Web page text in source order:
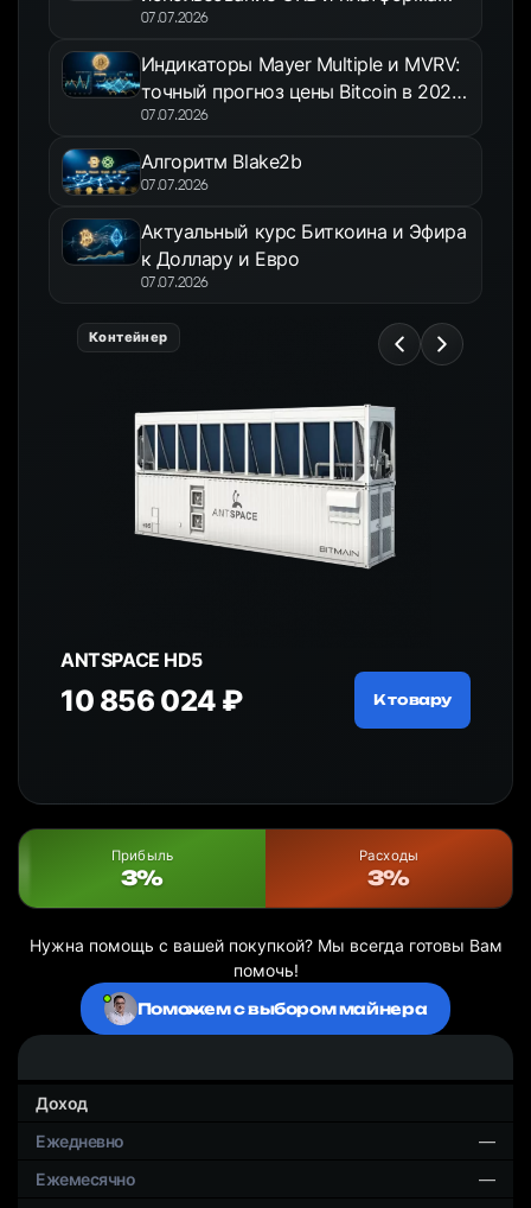
OKX Jumpstart в 2026 году
07.07.2026
Индикаторы Mayer Multiple и MVRV:
точный прогноз цены Bitcoin в 2026
году
07.07.2026
Алгоритм Blake2b
07.07.2026
Актуальный курс Биткоина и Эфира
к Доллару и Евро
07.07.2026
Контейнер
ANTSPACE HD5
10 856 024 ₽ К товару
Прибыль
3%
Расходы
3%
Нужна помощь с вашей покупкой? Мы всегда готовы Вам
помочь!
Поможем с выбором майнера
Доход
—
—